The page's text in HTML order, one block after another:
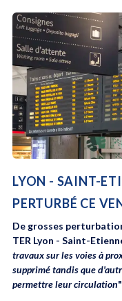
LYON - SAINT-
PERTURBÉ CE
De grosses
TER Lyon - Saint-
travaux sur les voies à
supprimé tandis que
permettre leur circulation